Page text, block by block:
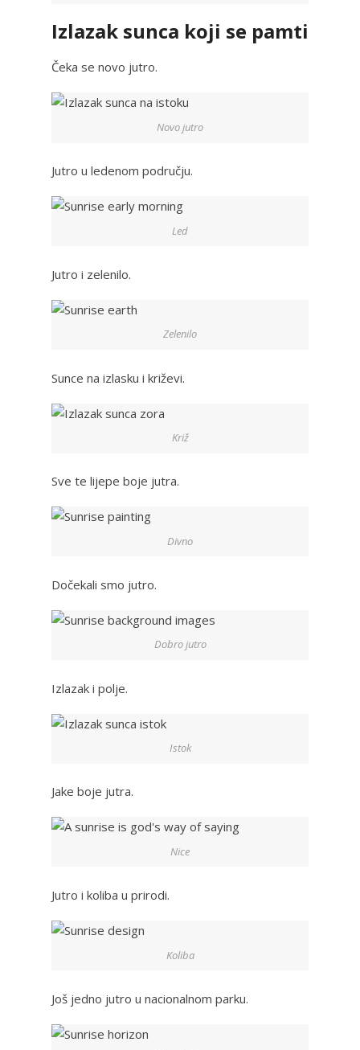
Izlazak sunca koji se pamti
Čeka se novo jutro.
Novo jutro
Jutro u ledenom području.
Led
Jutro i zelenilo.
Zelenilo
Sunce na izlasku i križevi.
Križ
Sve te lijepe boje jutra.
Divno
Dočekali smo jutro.
Dobro jutro
Izlazak i polje.
Istok
Jake boje jutra.
Nice
Jutro i koliba u prirodi.
Koliba
Još jedno jutro u nacionalnom parku.